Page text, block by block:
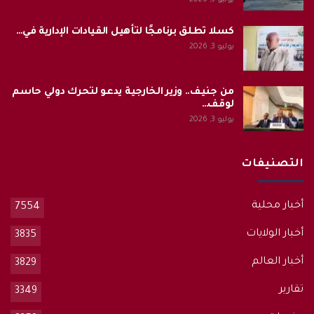
كسلا تطلق برنامجًا لتأهيل القيادات الإدارية في…
يوليو 3, 2026
من جنيف.. وزير الخارجية يدعو لتحرك دولي حاسم
لوقف…
يوليو 3, 2026
التصنيفات
أخبار محلية 7554
أخبار الولايات 3835
أخبار العالم 3829
تقارير 3349